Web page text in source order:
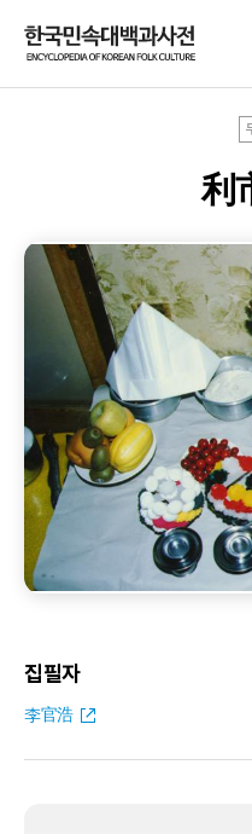
利
집필자
李官浩